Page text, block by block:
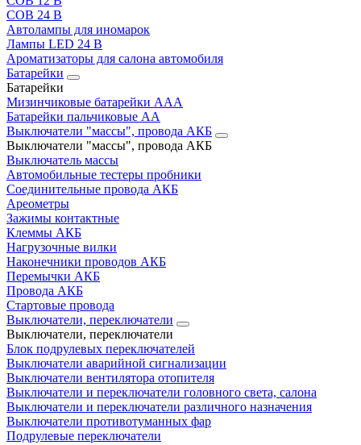
COB 24 В
Автолампы для иномарок
Лампы LED 24 B
Ароматизаторы для салона автомобиля
Батарейки
Батарейки
Мизинчиковые батарейки AAA
Батарейки пальчиковые АА
Выключатели "массы", провода АКБ
Выключатели "массы", провода АКБ
Выключатель массы
Автомобильные тестеры пробники
Соединительные провода АКБ
Ареометры
Зажимы контактные
Клеммы АКБ
Нагрузочные вилки
Наконечники проводов АКБ
Перемычки АКБ
Провода АКБ
Стартовые провода
Выключатели, переключатели
Выключатели, переключатели
Блок подрулевых переключателей
Выключатели аварийной сигнализации
Выключатели вентилятора отопителя
Выключатели и переключатели головного света, салона
Выключатели и переключатели различного назначения
Выключатели противотуманных фар
Подрулевые переключатели